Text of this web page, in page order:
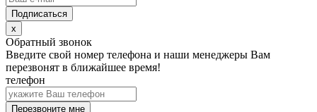
x
Обратный звонок
Введите свой номер телефона и наши менеджеры Вам
перезвонят в ближайшее время!
телефон
Перезвоните мне